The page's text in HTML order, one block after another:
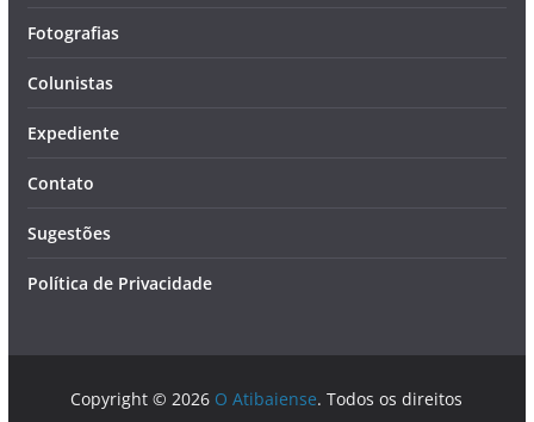
Fotografias
Colunistas
Expediente
Contato
Sugestões
Política de Privacidade
Copyright © 2026 O Atibaiense. Todos os direitos